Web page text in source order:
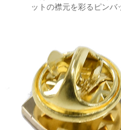
ットの襟元を彩るピン